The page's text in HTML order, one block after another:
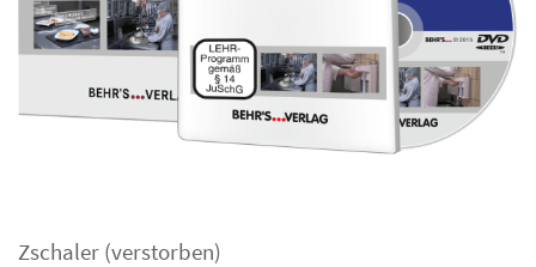
Zschaler (verstorben)